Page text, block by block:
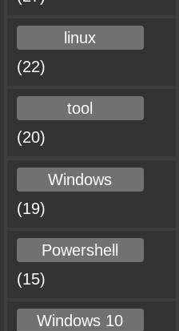
linux
(22)
tool
(20)
Windows
(19)
Powershell
(15)
Windows 10